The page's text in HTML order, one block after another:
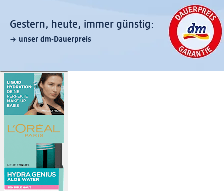
Gestern, heute, immer günstig:
unser dm-Dauerpreis